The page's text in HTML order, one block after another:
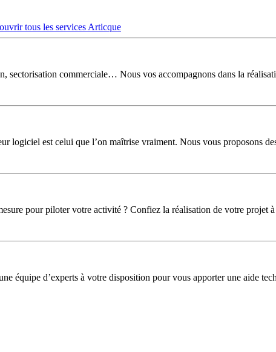
tous les services Articque
sectorisation commerciale… Nous vos accompagnons dans la
logiciel est celui que l’on maîtrise vraiment. Nous vous proposons
pour piloter votre activité ? Confiez la réalisation de votre projet
équipe d’experts à votre disposition pour vous apporter une aide